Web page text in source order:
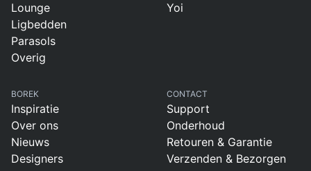
Lounge
Ligbedden
Parasols
Overig
Yoi
BOREK
Inspiratie
Over ons
Nieuws
Designers
CONTACT
Support
Onderhoud
Retouren & Garantie
Verzenden & Bezorgen